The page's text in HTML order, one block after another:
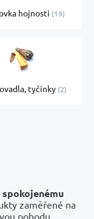
zaměřené na
pohodu.
hojnosti 19
tyčinky 2